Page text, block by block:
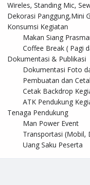
Wireles, Standing Mic,
Dekorasi Panggung,Mini
Konsumsi Kegiatan
Dokumentasi & Publikasi
Tenaga Pendukung
	Uang Saku Peserta